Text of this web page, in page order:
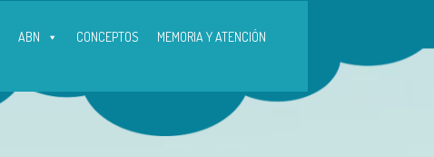
ABN CONCEPTOS MEMORIA Y ATENCIÓN